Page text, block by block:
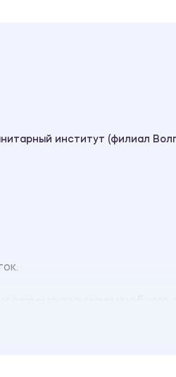
институт (филиал